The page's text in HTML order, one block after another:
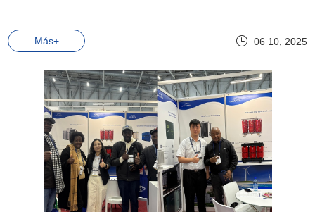
Más+ 06 10, 2025